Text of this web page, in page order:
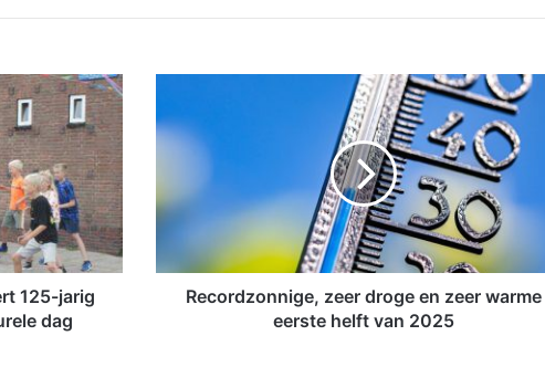
125-jarig
dag
c
d
n
Recordzonnige, zeer droge en zeer warme
eerste helft van 2025